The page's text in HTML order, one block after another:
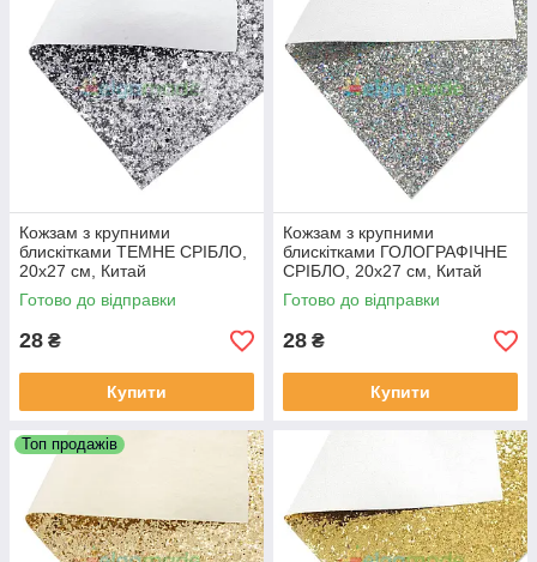
Кожзам з крупними
блискітками ТЕМНЕ СРІБЛО,
20х27 см, Китай
Готово до відправки
28 ₴
Купити
Кожзам з крупними
блискітками ГОЛОГРАФІЧНЕ
СРІБЛО, 20х27 см, Китай
Готово до відправки
28 ₴
Купити
Топ продажів